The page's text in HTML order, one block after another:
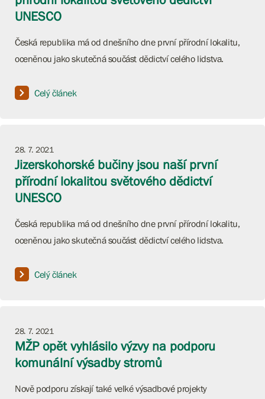
UNESCO
Česká republika má od dnešního dne první přírodní lokalitu,
oceněnou jako skutečná součást dědictví celého lidstva.
Celý článek
28. 7. 2021
Jizerskohorské bučiny jsou naší první
přírodní lokalitou světového dědictví
UNESCO
Česká republika má od dnešního dne první přírodní lokalitu,
oceněnou jako skutečná součást dědictví celého lidstva.
Celý článek
28. 7. 2021
MŽP opět vyhlásilo výzvy na podporu
komunální výsadby stromů
Nově podporu získají také velké výsadbové projekty